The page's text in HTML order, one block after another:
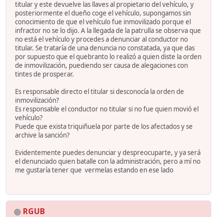
titular y este devuelve las llaves al propietario del vehículo, y
posteriormente el dueño coge el vehículo, supongamos sin
conocimiento de que el vehículo fue inmovilizado porque el
infractor no se lo dijo. A la llegada de la patrulla se observa que
no está el vehículo y procedes a denunciar al conductor no
titular. Se trataría de una denuncia no constatada, ya que das
por supuesto que el quebranto lo realizó a quien diste la orden
de inmovilización, puediendo ser causa de alegaciones con
tintes de prosperar.
Es responsable directo el titular si desconocía la orden de
inmovilización?
Es responsable el conductor no titular si no fue quien movió el
vehículo?
Puede que exista triquiñuela por parte de los afectados y se
archive la sanción?
Evidentemente puedes denunciar y despreocuparte, y ya será
el denunciado quien batalle con la administración, pero a mí no
me gustaría tener que vermelas estando en ese lado
RGUB